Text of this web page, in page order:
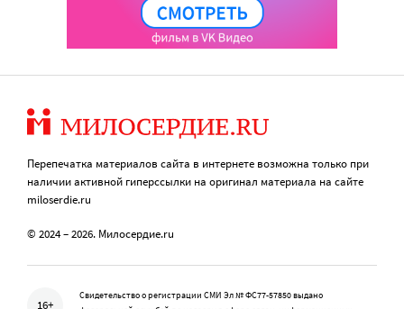
Перепечатка материалов сайта в интернете возможна только при
наличии активной гиперссылки на оригинал материала на сайте
miloserdie.ru
© 2024 – 2026. Милосердие.ru
16+
Свидетельство о регистрации СМИ Эл № ФС77-57850 выдано